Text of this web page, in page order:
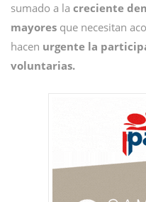
sumado a la creciente
mayores que necesitan
hacen urgente la
voluntarias.